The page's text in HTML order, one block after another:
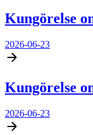
Kungörelse
2026-06-23
Kungörelse
2026-06-23